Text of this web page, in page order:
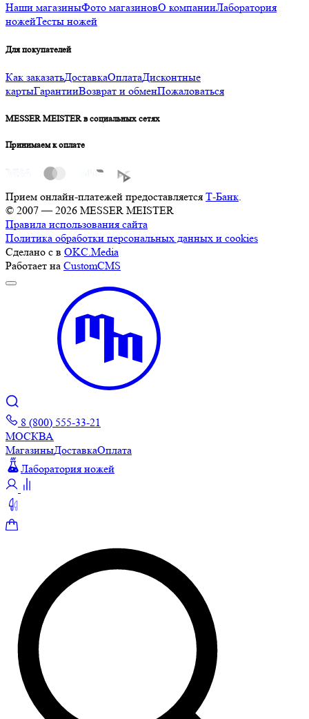
Наши магазиныФото магазиновО компанииЛаборатория
ножейТесты ножей
Для покупателей
Как заказатьДоставкаОплатаДисконтные
картыГарантииВозврат и обменПожаловаться
MESSER MEISTER в социальных сетях
Принимаем к оплате
Прием онлайн-платежей предоставляется Т-Банк.
© 2007 — 2026 MESSER MEISTER
Правила использования сайта
Политика обработки персональных данных и cookies
Сделано с в OKC.Media
Работает на CustomCMS
8 (800) 555-33-21
МОСКВА
МагазиныДоставкаОплата
Лаборатория ножей